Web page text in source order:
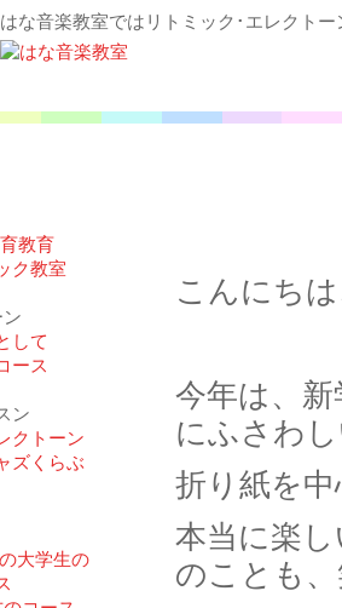
はな音楽教室ではリトミック･エレクト
こんにち
今年は、
にふさわ
折り紙を
本当に楽
のことも